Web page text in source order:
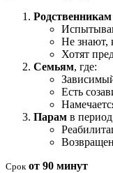
Не знают,
Хотят
Семьям, где:
Есть
Парам в
Срок от 90 минут